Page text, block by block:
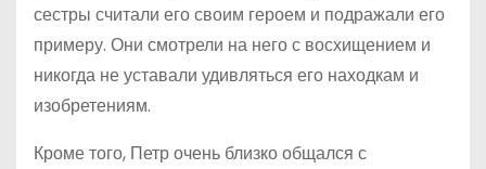
сестры считали его своим героем и подражали его
примеру. Они смотрели на него с восхищением и
никогда не уставали удивляться его находкам и
изобретениям.
Кроме того, Петр очень близко общался с